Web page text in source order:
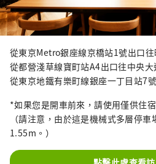
從東京Metro銀座線京橋站1號出口往
從都營淺草線寶町站A4出口往中央大
從東京地鐵有樂町線銀座一丁目站7
*如果您是開車前來，請使用僅供住
（請注意，由於這是機械式多層停
1.55m。）